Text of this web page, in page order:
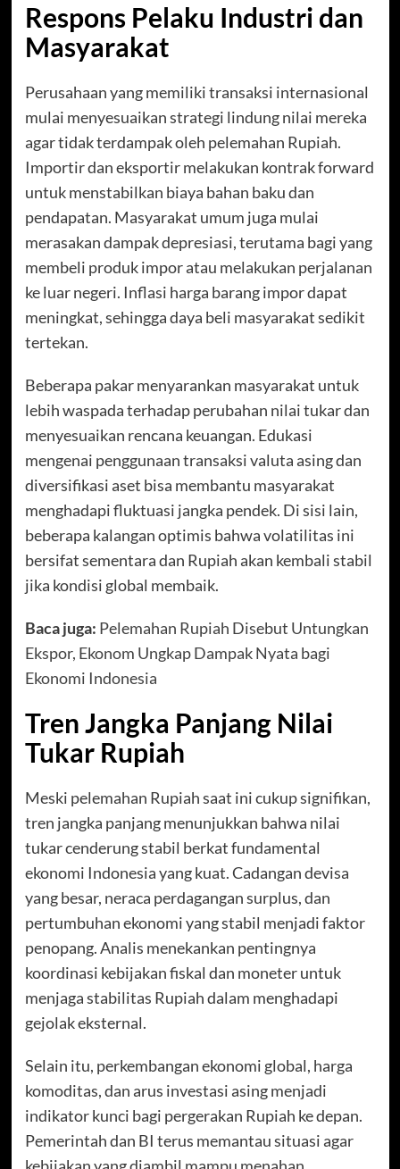
Respons Pelaku Industri dan
Masyarakat
Perusahaan yang memiliki transaksi internasional
mulai menyesuaikan strategi lindung nilai mereka
agar tidak terdampak oleh pelemahan Rupiah.
Importir dan eksportir melakukan kontrak forward
untuk menstabilkan biaya bahan baku dan
pendapatan. Masyarakat umum juga mulai
merasakan dampak depresiasi, terutama bagi yang
membeli produk impor atau melakukan perjalanan
ke luar negeri. Inflasi harga barang impor dapat
meningkat, sehingga daya beli masyarakat sedikit
tertekan.
Beberapa pakar menyarankan masyarakat untuk
lebih waspada terhadap perubahan nilai tukar dan
menyesuaikan rencana keuangan. Edukasi
mengenai penggunaan transaksi valuta asing dan
diversifikasi aset bisa membantu masyarakat
menghadapi fluktuasi jangka pendek. Di sisi lain,
beberapa kalangan optimis bahwa volatilitas ini
bersifat sementara dan Rupiah akan kembali stabil
jika kondisi global membaik.
Baca juga: Pelemahan Rupiah Disebut Untungkan
Ekspor, Ekonom Ungkap Dampak Nyata bagi
Ekonomi Indonesia
Tren Jangka Panjang Nilai
Tukar Rupiah
Meski pelemahan Rupiah saat ini cukup signifikan,
tren jangka panjang menunjukkan bahwa nilai
tukar cenderung stabil berkat fundamental
ekonomi Indonesia yang kuat. Cadangan devisa
yang besar, neraca perdagangan surplus, dan
pertumbuhan ekonomi yang stabil menjadi faktor
penopang. Analis menekankan pentingnya
koordinasi kebijakan fiskal dan moneter untuk
menjaga stabilitas Rupiah dalam menghadapi
gejolak eksternal.
Selain itu, perkembangan ekonomi global, harga
komoditas, dan arus investasi asing menjadi
indikator kunci bagi pergerakan Rupiah ke depan.
Pemerintah dan BI terus memantau situasi agar